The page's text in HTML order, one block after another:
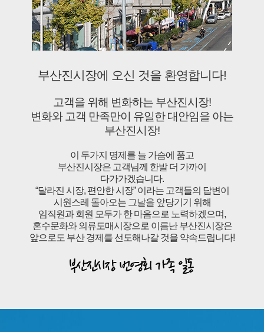
부산진시장에 오신 것을 환영합니다!
고객을 위해 변화하는 부산진시장!
변화와 고객 만족만이 유일한 대안임을 아는
부산진시장!
이 두가지 명제를 늘 가슴에 품고
부산진시장은 고객님께 한발 더 가까이
다가가겠습니다.
“달라진 시장, 편안한 시장” 이라는 고객들의 답변이
시원스레 돌아오는 그날을 앞당기기 위해
임직원과 회원 모두가 한 마음으로 노력하겠으며,
혼수문화와 의류도매시장으로 이름난 부산진시장은
앞으로도 부산 경제를 선도해나갈 것을 약속드립니다!